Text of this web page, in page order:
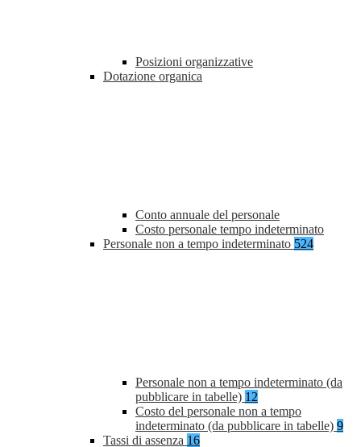
Posizioni organizzative
Dotazione organica
Conto annuale del personale
Costo personale tempo indeterminato
Personale non a tempo indeterminato 524
Personale non a tempo indeterminato (da
pubblicare in tabelle) 12
Costo del personale non a tempo
indeterminato (da pubblicare in tabelle) 9
Tassi di assenza 16